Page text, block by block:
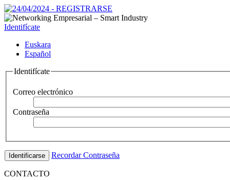
Identifícate
Euskara
Español
Identifícate
Correo electrónico
Contraseña
Recordar Contraseña
CONTACTO